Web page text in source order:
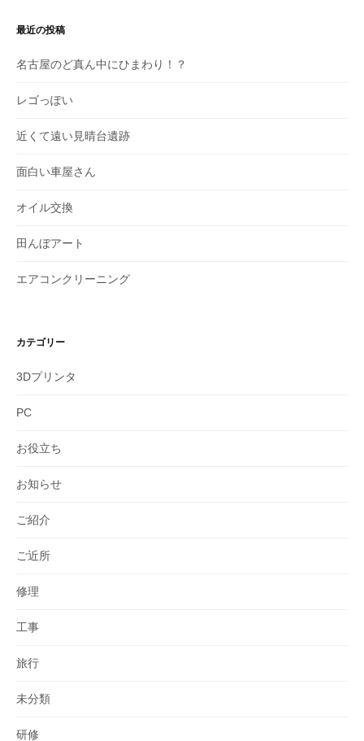
最近の投稿
名古屋のど真ん中にひまわり！？
レゴっぽい
近くて遠い見晴台遺跡
面白い車屋さん
オイル交換
田んぼアート
エアコンクリーニング
カテゴリー
3Dプリンタ
PC
お役立ち
お知らせ
ご紹介
ご近所
修理
工事
旅行
未分類
研修